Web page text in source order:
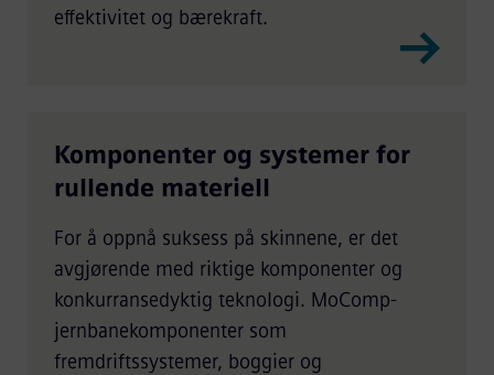
effektivitet og bærekraft.
Komponenter og systemer for
rullende materiell
For å oppnå suksess på skinnene, er det
avgjørende med riktige komponenter og
konkurransedyktig teknologi. MoComp-
jernbanekomponenter som
fremdriftssystemer, boggier og